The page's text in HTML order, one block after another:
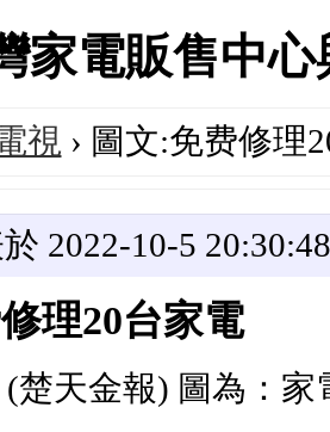
家電販售中
視 › 圖文:免费修理
2022-10-5 20:30:48
理20台家電
楚天金報) 圖為：